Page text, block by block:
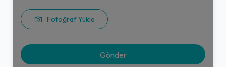
Fotoğraf Yükle